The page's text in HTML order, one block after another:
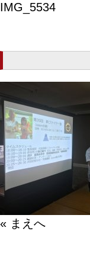
IMG_5534
« まえへ